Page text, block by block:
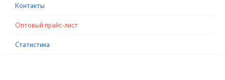
Контакты
Оптовый прайс-лист
Статистика